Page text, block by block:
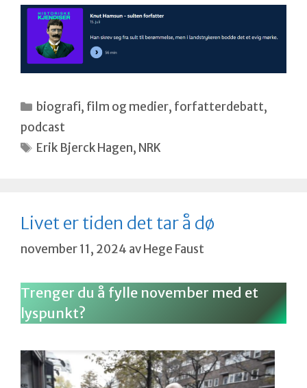
Kategorier
biografi, film og medier, forfatterdebatt,
podcast
Stikkord
Erik Bjerck Hagen, NRK
Livet er tiden det tar å dø
november 11, 2024 avHege Faust
Trenger du å fylle november med et
lyspunkt?